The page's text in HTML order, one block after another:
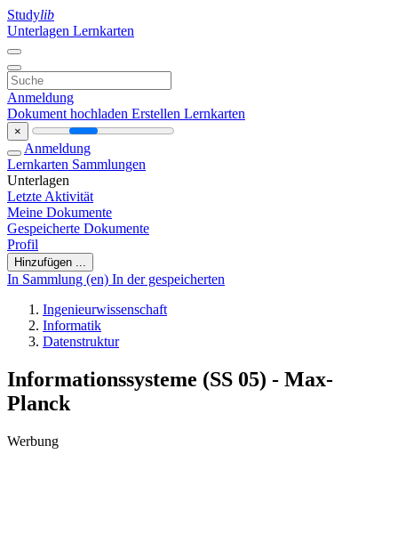
Studylib
Unterlagen Lernkarten
Anmeldung
Dokument hochladen Erstellen Lernkarten
×
Anmeldung
Lernkarten Sammlungen
Unterlagen
Letzte Aktivität
Meine Dokumente
Gespeicherte Dokumente
Profil
Hinzufügen ...
In Sammlung (en) In der gespeicherten
Ingenieurwissenschaft
Informatik
Datenstruktur
Informationssysteme (SS 05) - Max-
Planck
Werbung